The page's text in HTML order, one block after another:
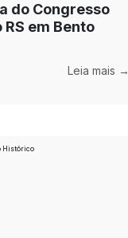
do Congresso
em Bento
Leia mais →